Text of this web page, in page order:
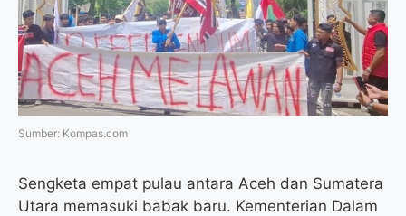
k
m
p
Sumber: Kompas.com
Sengketa empat pulau antara Aceh dan Sumatera
Utara memasuki babak baru. Kementerian Dalam